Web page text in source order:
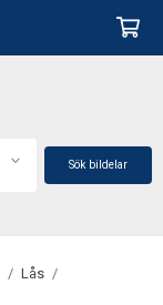
Sök bildelar
/ Lås /